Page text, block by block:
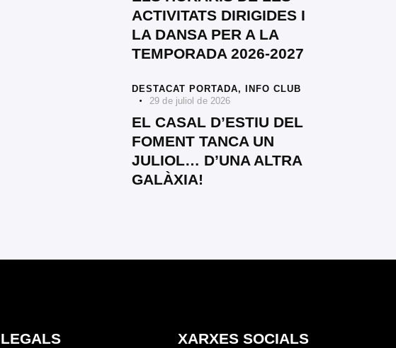
ACTIVITATS DIRIGIDES I
LA DANSA PER A LA
TEMPORADA 2026-2027
DESTACAT PORTADA,
INFO CLUB
29 de juliol de 2026
EL CASAL D’ESTIU DEL
FOMENT TANCA UN
JULIOL… D’UNA ALTRA
GALÀXIA!
LEGALS XARXES SOCIALS